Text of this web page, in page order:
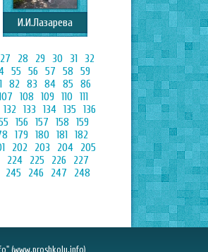
И.И.Лазарева
27 28 29 30 31
32
55 56 57 58
59
82 83 84 85 86
108 109 110 111
132 133 134 135 136
156 157 158
159
179 180 181
182
202 203 204
205
224 225 226
227
245 246 247
248
(www.proshkolu.info)